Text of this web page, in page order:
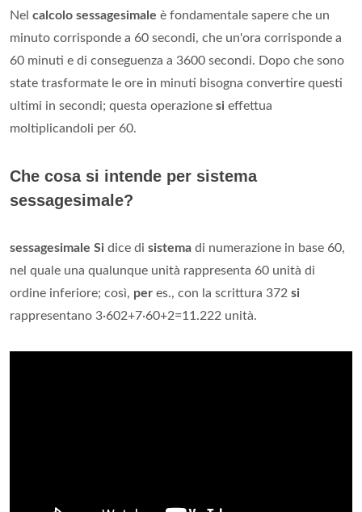
Nel calcolo sessagesimale è fondamentale sapere che un
minuto corrisponde a 60 secondi, che un'ora corrisponde a
60 minuti e di conseguenza a 3600 secondi. Dopo che sono
state trasformate le ore in minuti bisogna convertire questi
ultimi in secondi; questa operazione si effettua
moltiplicandoli per 60.
Che cosa si intende per sistema
sessagesimale?
sessagesimale Si dice di sistema di numerazione in base 60,
nel quale una qualunque unità rappresenta 60 unità di
ordine inferiore; così, per es., con la scrittura 372 si
rappresentano 3∙602+7∙60+2=11.222 unità.